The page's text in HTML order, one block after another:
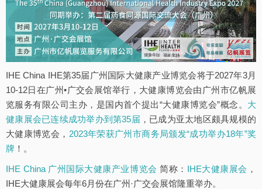
IHE China IHE第35届广州国际大健康产业博览会将于2027年3月
10-12日在广州•广交会展馆举行，大健康博览会由广州市亿帆展
览服务有限公司主办，是国内首个提出“大健康博览会”概念。 大
健康展会已连续成功举办到第35届 ，已成为亚太地区颇具规模的
大健康博览会， 2023年荣获广州市商务局颁发“成功举办18年”奖
牌 ！。
IHE China 广州国际大健康产业博览会 简称： IHE大健康展会 ，
IHE大健康展会每年6月份在广州·广交会展馆隆重举办。